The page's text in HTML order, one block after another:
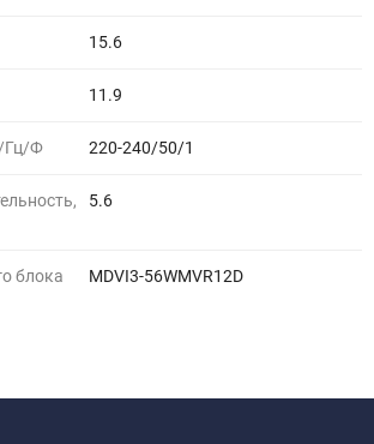
15.6
11.9
Гц/Ф 220-240/50/1
5.6
блока MDVI3-56WMVR12D